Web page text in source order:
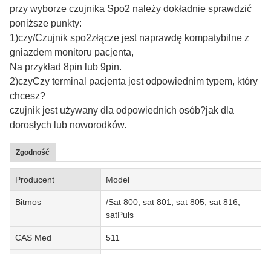
przy wyborze czujnika Spo2 należy dokładnie sprawdzić
poniższe punkty:
1)czy/Czujnik spo2złącze jest naprawdę kompatybilne z
gniazdem monitoru pacjenta,
Na przykład 8pin lub 9pin.
2)czyCzy terminal pacjenta jest odpowiednim typem, który
chcesz?
czujnik jest używany dla odpowiednich osób?jak dla
dorosłych lub noworodków.
Zgodność
Producent Model
Bitmos
/Sat 800, sat 801, sat 805, sat 816,
satPuls
CAS Med 511